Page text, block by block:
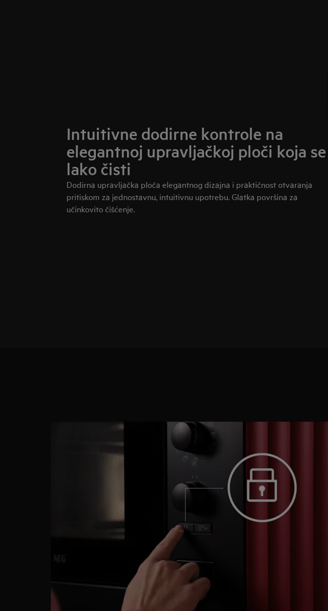
Intuitivne dodirne kontrole na
elegantnoj upravljačkoj ploči koja se
lako čisti
Dodirna upravljačka ploča elegantnog dizajna i praktičnost otvaranja
pritiskom za jednostavnu, intuitivnu upotrebu. Glatka površina za
učinkovito čišćenje.